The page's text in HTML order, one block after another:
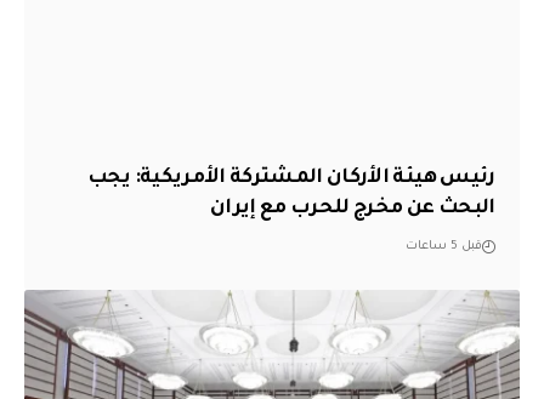
رئيس هيئة الأركان المشتركة الأمريكية: يجب
البحث عن مخرج للحرب مع إيران
قبل 5 ساعات